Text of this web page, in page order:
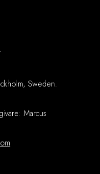
Sweden.
Marcus